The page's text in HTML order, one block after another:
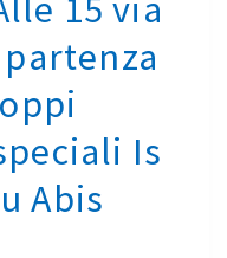
Is
Abis